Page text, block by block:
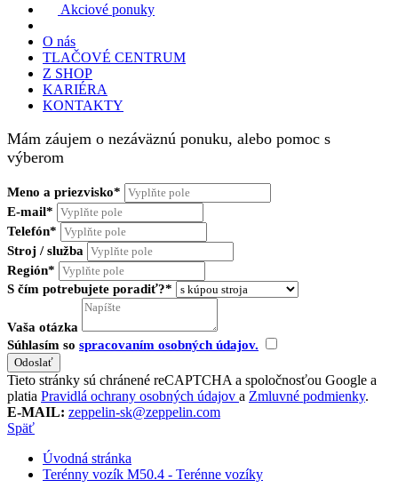
Akciové ponuky
O nás
TLAČOVÉ CENTRUM
Z SHOP
KARIÉRA
KONTAKTY
Mám záujem o nezáväznú ponuku, alebo pomoc s
výberom
Meno a priezvisko*
E-mail*
Telefón*
Stroj / služba
Región*
S čím potrebujete poradiť?*
Vaša otázka
Súhlasím so spracovaním osobných údajov.
Tieto stránky sú chránené reCAPTCHA a spoločnosťou Google a
platia Pravidlá ochrany osobných údajov a Zmluvné podmienky.
E-MAIL: zeppelin-sk@zeppelin.com
Späť
Úvodná stránka
Terénny vozík M50.4 - Terénne vozíky